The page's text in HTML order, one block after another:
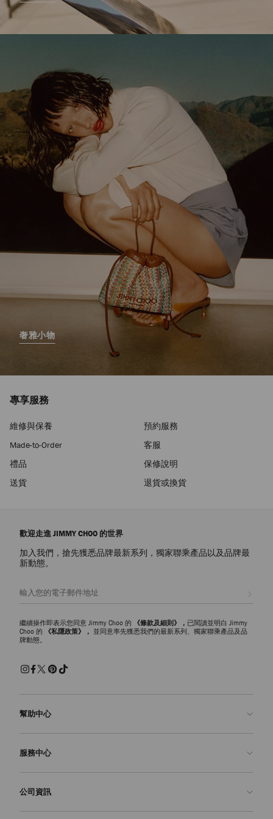
奢雅小物
專享服務
維修與保養
預約服務
Made-to-Order
客服
禮品
保修說明
送貨
退貨或換貨
歡迎走進 JIMMY CHOO 的世界
加入我們，搶先獲悉品牌最新系列，獨家聯乘產品以及品牌最
新動態。
繼續操作即表示您同意 Jimmy Choo 的 《條款及細則》， 已閱讀並明白 Jimmy
Choo 的
《私隱政策》， 並同意率先獲悉我們的最新系列、獨家聯乘產品及品
牌動態。
幫助中心
常見問題解答
申請退貨
服務中心
定制服務
公司資訊